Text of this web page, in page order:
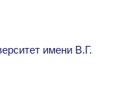
имени В.Г.